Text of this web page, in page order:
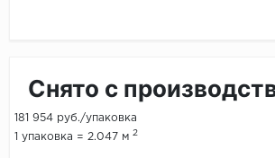
Снято с
181 954 руб./упаковка
1 упаковка = 2.047 м 2